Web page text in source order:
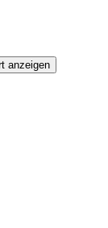
anzeigen